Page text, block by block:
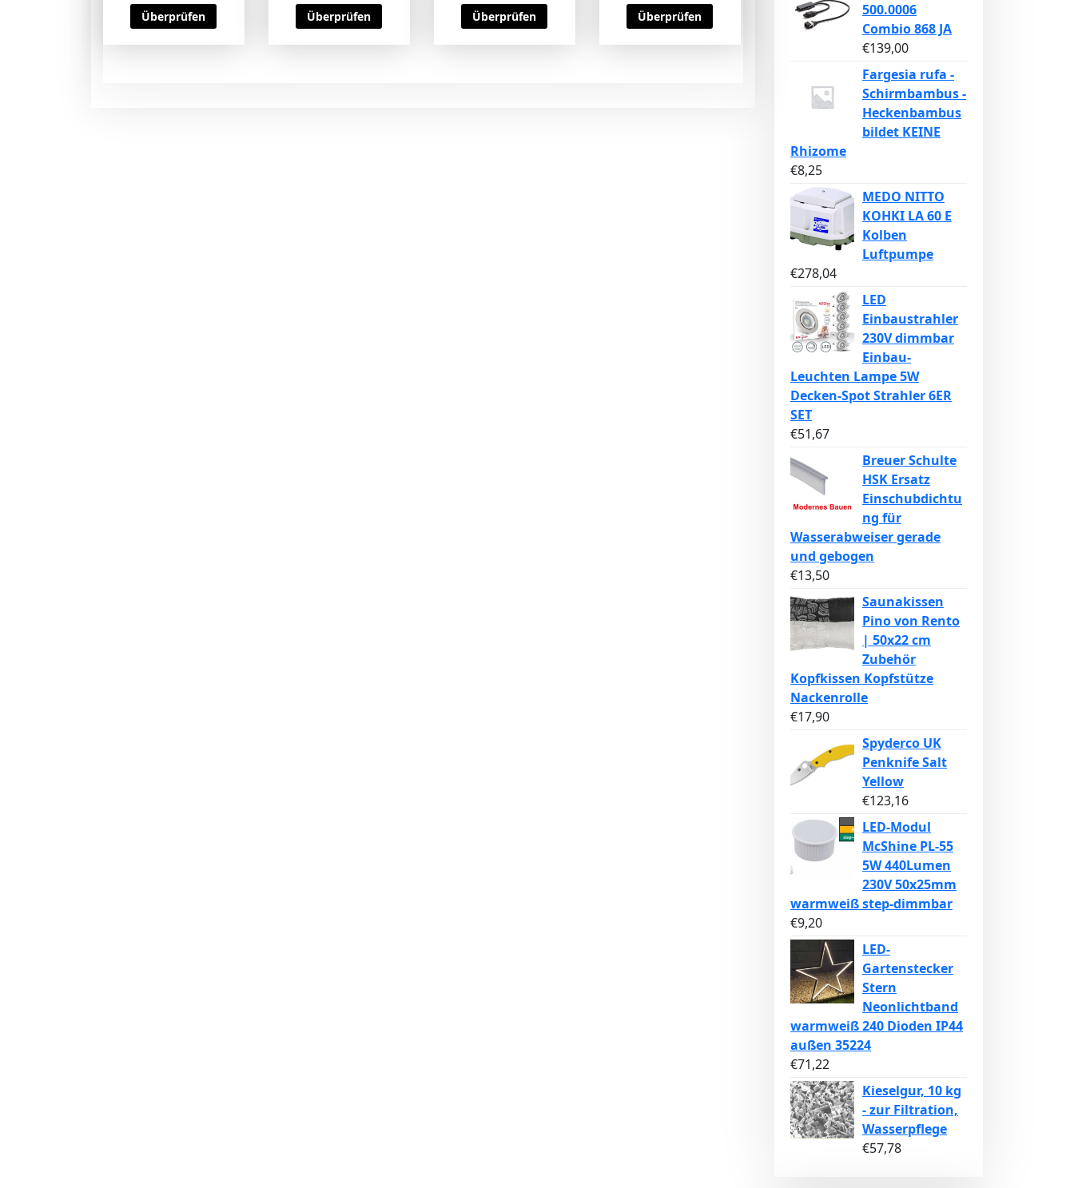
Überprüfen Überprüfen Überprüfen Überprüfen
500.0006
Combio 868 JA
€139,00
Fargesia rufa -
Schirmbambus -
Heckenbambus
bildet KEINE
Rhizome
€8,25
MEDO NITTO
KOHKI LA 60 E
Kolben
Luftpumpe
€278,04
LED
Einbaustrahler
230V dimmbar
Einbau-
Leuchten Lampe 5W
Decken-Spot Strahler 6ER
SET
€51,67
Breuer Schulte
HSK Ersatz
Einschubdichtu
ng für
Wasserabweiser gerade
und gebogen
€13,50
Saunakissen
Pino von Rento
| 50x22 cm
Zubehör
Kopfkissen Kopfstütze
Nackenrolle
€17,90
Spyderco UK
Penknife Salt
Yellow
€123,16
LED-Modul
McShine PL-55
5W 440Lumen
230V 50x25mm
warmweiß step-dimmbar
€9,20
LED-
Gartenstecker
Stern
Neonlichtband
warmweiß 240 Dioden IP44
außen 35224
€71,22
Kieselgur, 10 kg
- zur Filtration,
Wasserpflege
€57,78